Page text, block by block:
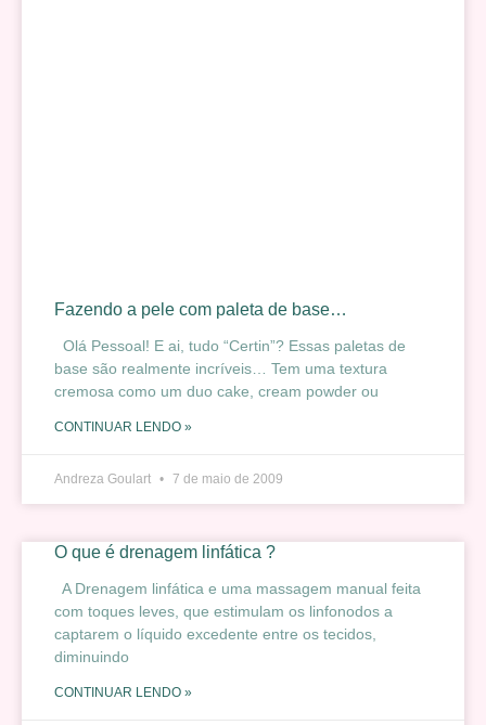
Fazendo a pele com paleta de base…
Olá Pessoal! E ai, tudo “Certin”? Essas paletas de
base são realmente incríveis… Tem uma textura
cremosa como um duo cake, cream powder ou
CONTINUAR LENDO »
Andreza Goulart 7 de maio de 2009
O que é drenagem linfática ?
A Drenagem linfática e uma massagem manual feita
com toques leves, que estimulam os linfonodos a
captarem o líquido excedente entre os tecidos,
diminuindo
CONTINUAR LENDO »